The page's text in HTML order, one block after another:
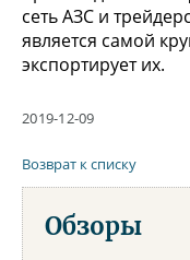
сеть АЗС и
является самой
экспортирует их.
2019-12-09
Возврат к списку
Обзоры